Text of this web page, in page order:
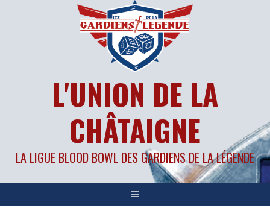
L'UNION DE LA
CHÂTAIGNE
LA LIGUE BLOOD BOWL DES GARDIENS DE LA LÉGENDE